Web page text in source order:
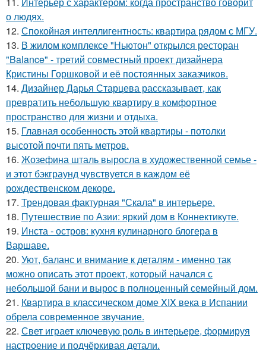
о людях.
12. Спокойная интеллигентность: квартира рядом с МГУ.
13. В жилом комплексе "Ньютон" открылся ресторан
"Balance" - третий совместный проект дизайнера
Кристины Горшковой и её постоянных заказчиков.
14. Дизайнер Дарья Старцева рассказывает, как
превратить небольшую квартиру в комфортное
пространство для жизни и отдыха.
15. Главная особенность этой квартиры - потолки
высотой почти пять метров.
16. Жозефина шталь выросла в художественной семье -
и этот бэкграунд чувствуется в каждом её
рождественском декоре.
17. Трендовая фактурная "Скала" в интерьере.
18. Путешествие по Азии: яркий дом в Коннектикуте.
19. Инста - остров: кухня кулинарного блогера в
Варшаве.
20. Уют, баланс и внимание к деталям - именно так
можно описать этот проект, который начался с
небольшой бани и вырос в полноценный семейный дом.
21. Квартира в классическом доме XIX века в Испании
обрела современное звучание.
22. Свет играет ключевую роль в интерьере, формируя
настроение и подчёркивая детали.